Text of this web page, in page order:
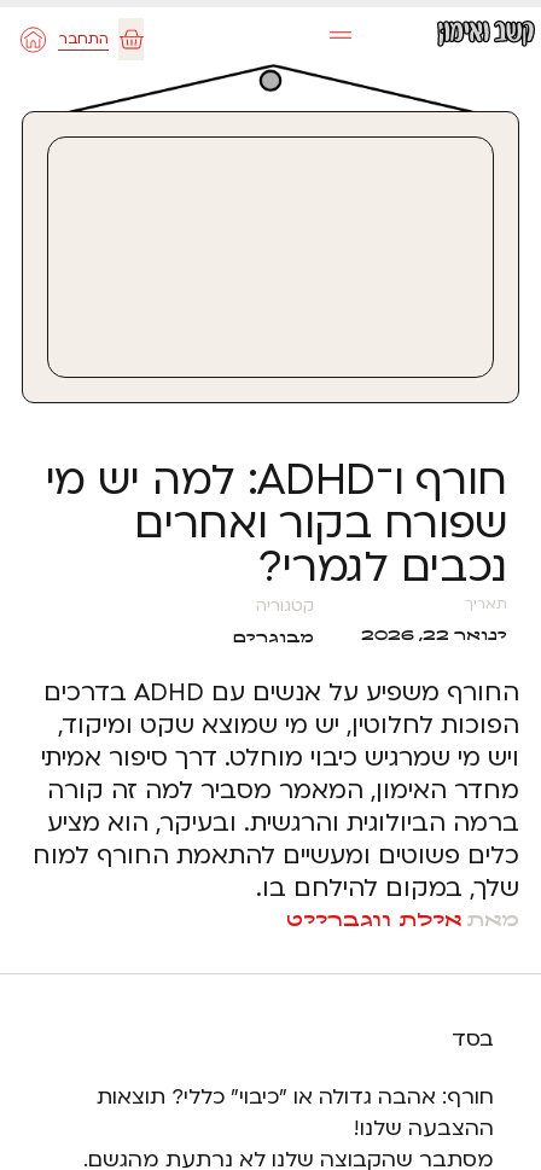
דילוג
לתוכן
עגלת
קניות
התחבר
חורף ו־ADHD: למה יש מי
שפורח בקור ואחרים
נכבים לגמרי?
תאריך
ינואר 22, 2026
קטגוריה
מבוגרים
החורף משפיע על אנשים עם ADHD בדרכים
הפוכות לחלוטין, יש מי שמוצא שקט ומיקוד,
ויש מי שמרגיש כיבוי מוחלט. דרך סיפור אמיתי
מחדר האימון, המאמר מסביר למה זה קורה
ברמה הביולוגית והרגשית. ובעיקר, הוא מציע
כלים פשוטים ומעשיים להתאמת החורף למוח
שלך, במקום להילחם בו.
מאת אילת ווגברייט
בסד
חורף: אהבה גדולה או "כיבוי" כללי? תוצאות
ההצבעה שלנו!
מסתבר שהקבוצה שלנו לא נרתעת מהגשם.